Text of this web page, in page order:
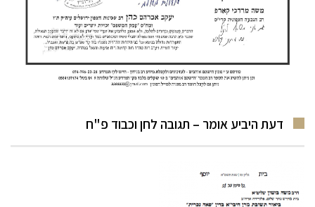
דעת היביע אומר – תגובה לחן וכבוד פ"ח